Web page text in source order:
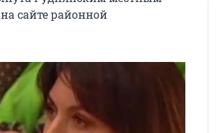
сайте районной